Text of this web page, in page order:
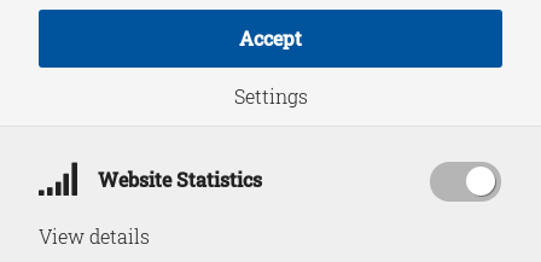
Accept
Settings
Website Statistics
View details